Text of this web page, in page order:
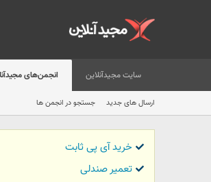
سایت مجیدآنلاین انجمن‌های
ارسال های جدید جستجو در انجمن ها
خرید آی پی ثابت
تعمیر صندلی